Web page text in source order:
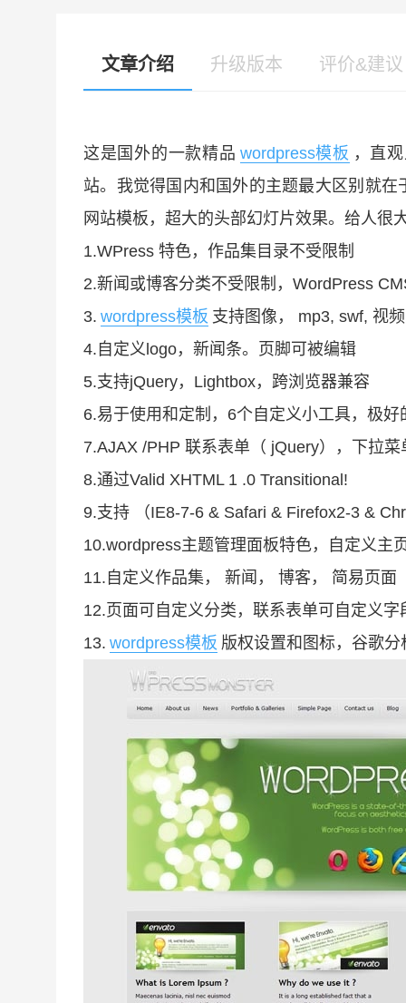
文章介绍 升级版本 评价&建议
这是国外的一款精品 wordpress模板 ，直
站。我觉得国内和国外的主题最大区别就
网站模板，超大的头部幻灯片效果。给人很
1.WPress 特色，作品集目录不受限制
2.新闻或博客分类不受限制，WordPress
3. wordpress模板 支持图像， mp3, swf, 视
4.自定义logo，新闻条。页脚可被编辑
5.支持jQuery，Lightbox，跨浏览器兼容
6.易于使用和定制，6个自定义小工具，极好
7.AJAX /PHP 联系表单（ jQuery），下拉菜
8.通过Valid XHTML 1 .0 Transitional!
9.支持 （IE8-7-6 & Safari & Firefox2-3 &
10.wordpress主题管理面板特色，自定义主
11.自定义作品集， 新闻， 博客， 简易页面
12.页面可自定义分类，联系表单可自定义字
13. wordpress模板 版权设置和图标，谷歌分